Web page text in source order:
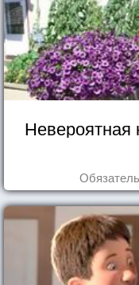
Невероятная